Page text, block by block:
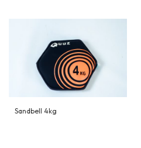
Sandbell 4kg